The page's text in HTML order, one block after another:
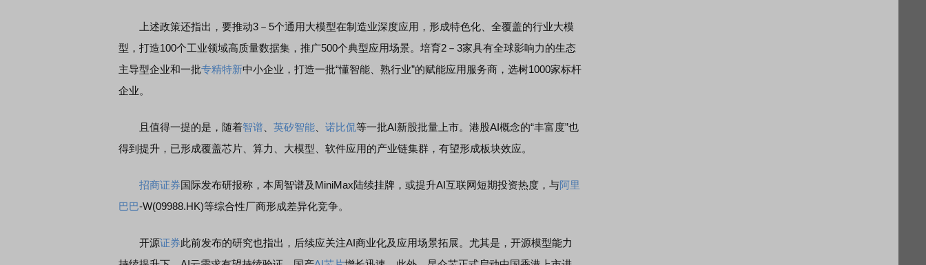
上述政策还指出，要推动3－5个通用大模型在制造业深度应用，形成特色化、全覆盖的行业大模
型，打造100个工业领域高质量数据集，推广500个典型应用场景。培育2－3家具有全球影响力的生态
主导型企业和一批专精特新中小企业，打造一批“懂智能、熟行业”的赋能应用服务商，选树1000家标杆
企业。
且值得一提的是，随着智谱 英矽智能 诺比侃等一批AI新股批量上市。港股AI概念的“丰富度”也
得到提升，已形成覆盖芯片、算力、大模型、软件应用的产业链集群，有望形成板块效应。
招商证券国际发布研报称，本周智谱及MiniMax陆续挂牌，或提升AI互联网短期投资热度，与阿里
巴巴-W(09988.HK)等综合性厂商形成差异化竞争。
开源证券此前发布的研究也指出，后续应关注AI商业化及应用场景拓展。尤其是，开源模型能力